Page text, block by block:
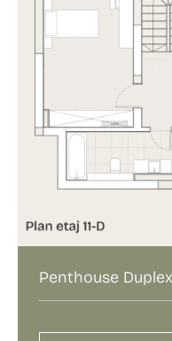
Penthouse